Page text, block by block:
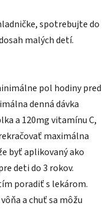
spotrebujte do
malých detí.
pol hodiny pred
denná dávka
a 120mg vitamínu C,
maximálna
byť aplikovaný ako
deti do 3 rokov.
poradiť s lekárom.
a chuť sa môžu